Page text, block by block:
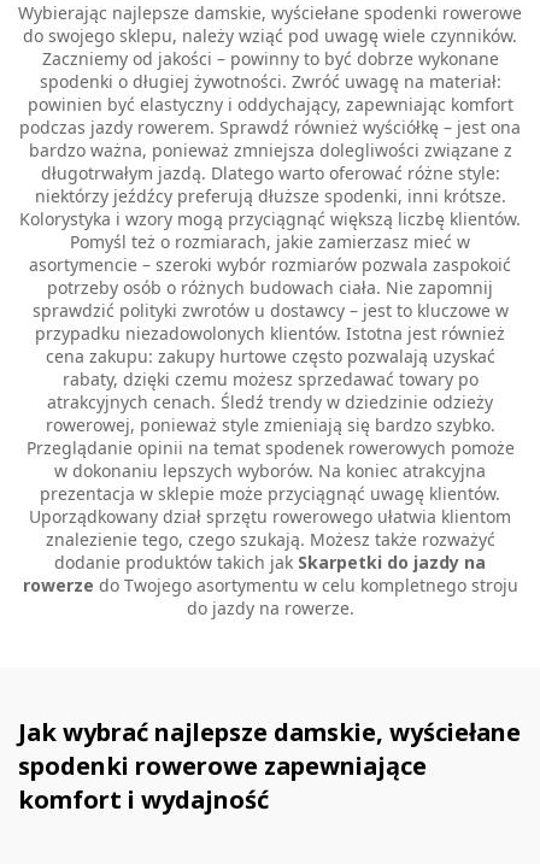
Wybierając najlepsze damskie, wyściełane spodenki rowerowe
do swojego sklepu, należy wziąć pod uwagę wiele czynników.
Zaczniemy od jakości – powinny to być dobrze wykonane
spodenki o długiej żywotności. Zwróć uwagę na materiał:
powinien być elastyczny i oddychający, zapewniając komfort
podczas jazdy rowerem. Sprawdź również wyściółkę – jest ona
bardzo ważna, ponieważ zmniejsza dolegliwości związane z
długotrwałym jazdą. Dlatego warto oferować różne style:
niektórzy jeźdźcy preferują dłuższe spodenki, inni krótsze.
Kolorystyka i wzory mogą przyciągnąć większą liczbę klientów.
Pomyśl też o rozmiarach, jakie zamierzasz mieć w
asortymencie – szeroki wybór rozmiarów pozwala zaspokoić
potrzeby osób o różnych budowach ciała. Nie zapomnij
sprawdzić polityki zwrotów u dostawcy – jest to kluczowe w
przypadku niezadowolonych klientów. Istotna jest również
cena zakupu: zakupy hurtowe często pozwalają uzyskać
rabaty, dzięki czemu możesz sprzedawać towary po
atrakcyjnych cenach. Śledź trendy w dziedzinie odzieży
rowerowej, ponieważ style zmieniają się bardzo szybko.
Przeglądanie opinii na temat spodenek rowerowych pomoże
w dokonaniu lepszych wyborów. Na koniec atrakcyjna
prezentacja w sklepie może przyciągnąć uwagę klientów.
Uporządkowany dział sprzętu rowerowego ułatwia klientom
znalezienie tego, czego szukają. Możesz także rozważyć
dodanie produktów takich jak Skarpetki do jazdy na
rowerze do Twojego asortymentu w celu kompletnego stroju
do jazdy na rowerze.
Jak wybrać najlepsze damskie, wyściełane
spodenki rowerowe zapewniające
komfort i wydajność